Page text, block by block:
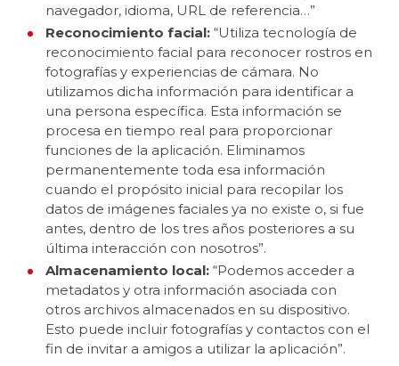
navegador, idioma, URL de referencia…”
Reconocimiento facial: “Utiliza tecnología de
reconocimiento facial para reconocer rostros en
fotografías y experiencias de cámara. No
utilizamos dicha información para identificar a
una persona específica. Esta información se
procesa en tiempo real para proporcionar
funciones de la aplicación. Eliminamos
permanentemente toda esa información
cuando el propósito inicial para recopilar los
datos de imágenes faciales ya no existe o, si fue
antes, dentro de los tres años posteriores a su
última interacción con nosotros”.
Almacenamiento local: “Podemos acceder a
metadatos y otra información asociada con
otros archivos almacenados en su dispositivo.
Esto puede incluir fotografías y contactos con el
fin de invitar a amigos a utilizar la aplicación”.